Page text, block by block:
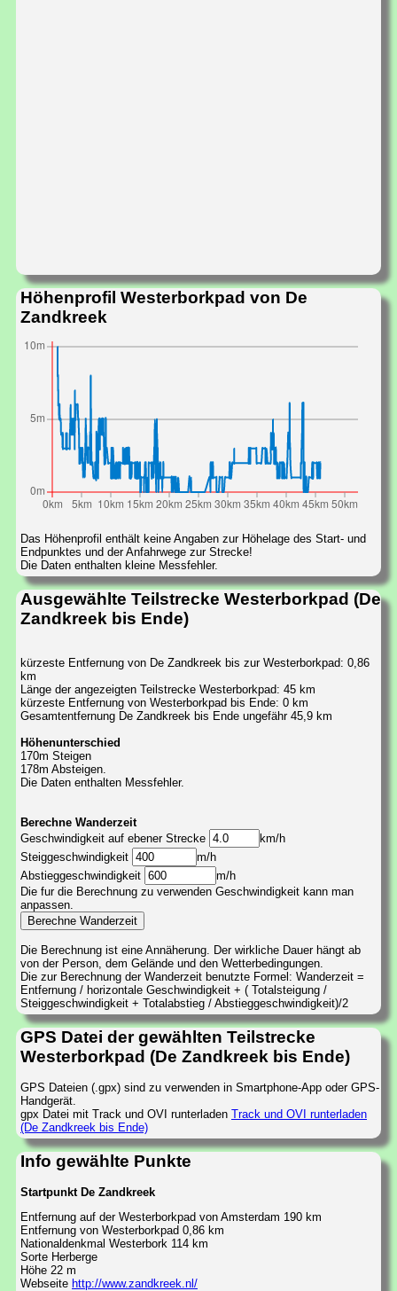
Höhenprofil Westerborkpad von De
Zandkreek
Das Höhenprofil enthält keine Angaben zur Höhelage des Start- und
Endpunktes und der Anfahrwege zur Strecke!
Die Daten enthalten kleine Messfehler.
Ausgewählte Teilstrecke Westerborkpad (De
Zandkreek bis Ende)
kürzeste Entfernung von De Zandkreek bis zur Westerborkpad: 0,86
km
Länge der angezeigten Teilstrecke Westerborkpad: 45 km
kürzeste Entfernung von Westerborkpad bis Ende: 0 km
Gesamtentfernung De Zandkreek bis Ende ungefähr 45,9 km
Höhenunterschied
170m Steigen
178m Absteigen.
Die Daten enthalten Messfehler.
Berechne Wanderzeit
Geschwindigkeit auf ebener Strecke
km/h
Steiggeschwindigkeit
m/h
Abstieggeschwindigkeit
m/h
Die fur die Berechnung zu verwenden Geschwindigkeit kann man
anpassen.
Die Berechnung ist eine Annäherung. Der wirkliche Dauer hängt ab
von der Person, dem Gelände und den Wetterbedingungen.
Die zur Berechnung der Wanderzeit benutzte Formel: Wanderzeit =
Entfernung / horizontale Geschwindigkeit + ( Totalsteigung /
Steiggeschwindigkeit + Totalabstieg / Abstieggeschwindigkeit)/2
GPS Datei der gewählten Teilstrecke
Westerborkpad (De Zandkreek bis Ende)
GPS Dateien (.gpx) sind zu verwenden in Smartphone-App oder GPS-
Handgerät.
gpx Datei mit Track und OVI runterladen Track und OVI runterladen
(De Zandkreek bis Ende)
Info gewählte Punkte
Startpunkt De Zandkreek
Entfernung auf der Westerborkpad von Amsterdam 190 km
Entfernung von Westerborkpad 0,86 km
Nationaldenkmal Westerbork 114 km
Sorte Herberge
Höhe 22 m
Webseite http://www.zandkreek.nl/